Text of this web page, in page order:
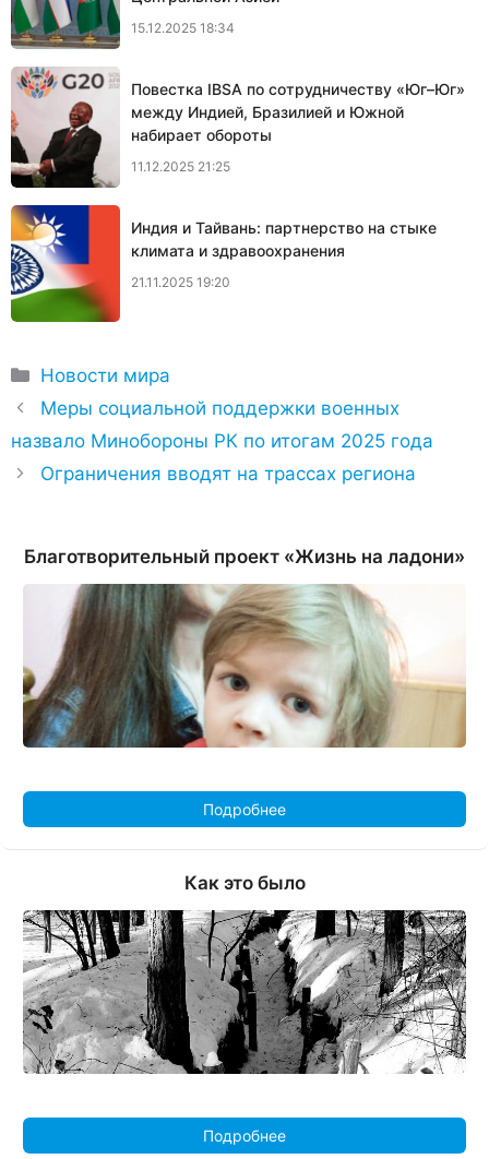
15.12.2025 18:34
Повестка IBSA по сотрудничеству «Юг–Юг»
между Индией, Бразилией и Южной
набирает обороты
11.12.2025 21:25
Индия и Тайвань: партнерство на стыке
климата и здравоохранения
21.11.2025 19:20
Рубрики
Новости мира
Меры социальной поддержки военных
назвало Минобороны РК по итогам 2025 года
Ограничения вводят на трассах региона
Благотворительный проект «Жизнь на ладони»
Подробнее
Как это было
Подробнее